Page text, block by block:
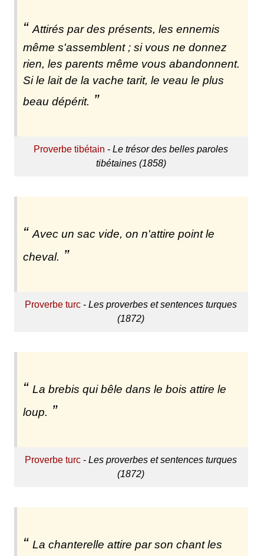
Attirés par des présents, les ennemis
même s'assemblent ; si vous ne donnez
rien, les parents même vous abandonnent.
Si le lait de la vache tarit, le veau le plus
beau dépérit.
Proverbe tibétain -Le trésor des belles paroles
tibétaines (1858)
Avec un sac vide, on n'attire point le
cheval.
Proverbe turc -Les proverbes et sentences turques
(1872)
La brebis qui bêle dans le bois attire le
loup.
Proverbe turc -Les proverbes et sentences turques
(1872)
La chanterelle attire par son chant les